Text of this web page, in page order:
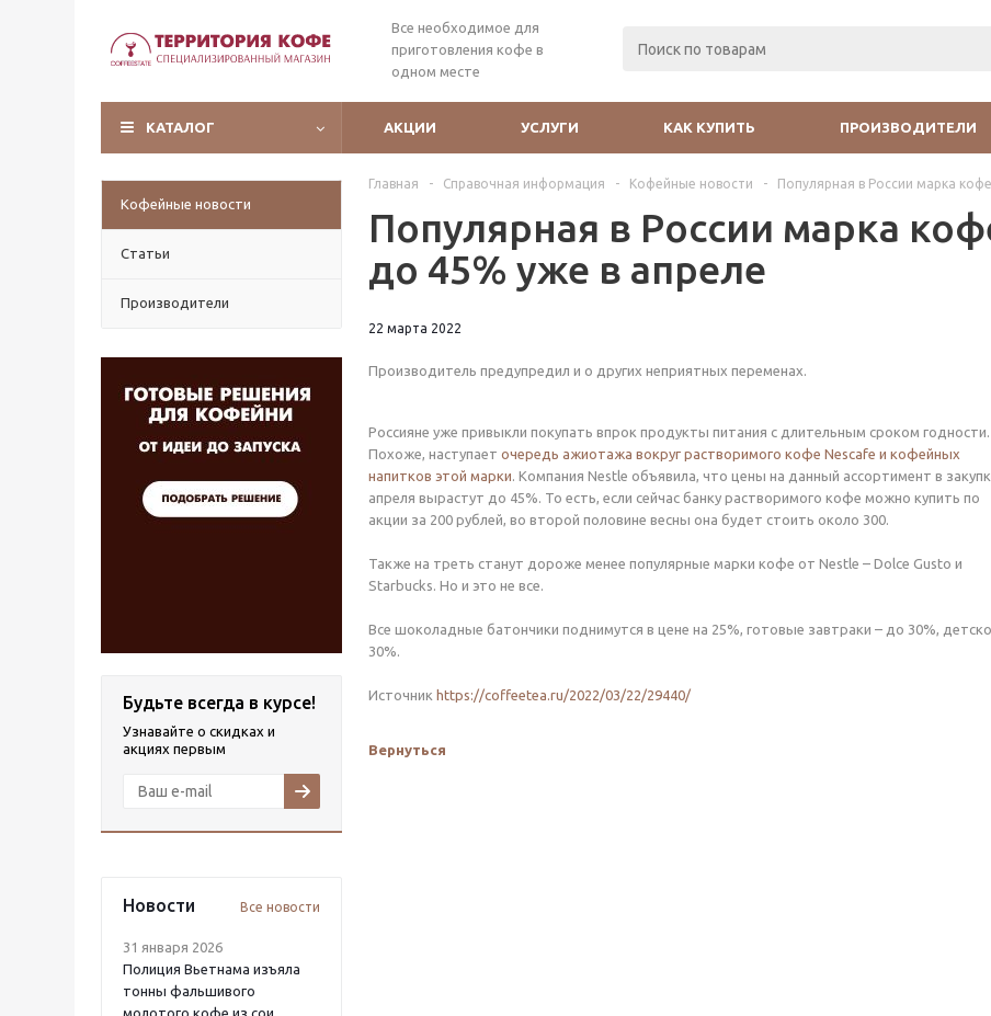
Все необходимое для
приготовления кофе в
одном месте
КАТАЛОГ АКЦИИ УСЛУГИ КАК КУПИТЬ ПРОИЗВОДИТЕЛИ
Кофейные новости
Статьи
Производители
Будьте всегда в курсе!
Узнавайте о скидках и
акциях первым
Новости Все новости
31 января 2026
Полиция Вьетнама изъяла
тонны фальшивого
молотого кофе из сои
Главная - Справочная информация - Кофейные новости - Популярная в России марка
Популярная в России марка
до 45% уже в апреле
22 марта 2022
Производитель предупредил и о других неприятных переменах.
Россияне уже привыкли покупать впрок продукты питания с длительным сроком годности.
Похоже, наступает очередь ажиотажа вокруг растворимого кофе Nescafe и кофейных
напитков этой марки. Компания Nestle объявила, что цены на данный ассортимент в
апреля вырастут до 45%. То есть, если сейчас банку растворимого кофе можно купить по
акции за 200 рублей, во второй половине весны она будет стоить около 300.
Также на треть станут дороже менее популярные марки кофе от Nestle – Dolce Gusto и
Starbucks. Но и это не все.
Все шоколадные батончики поднимутся в цене на 25%, готовые завтраки – до 30%,
30%.
Источник https://coffeetea.ru/2022/03/22/29440/
Вернуться